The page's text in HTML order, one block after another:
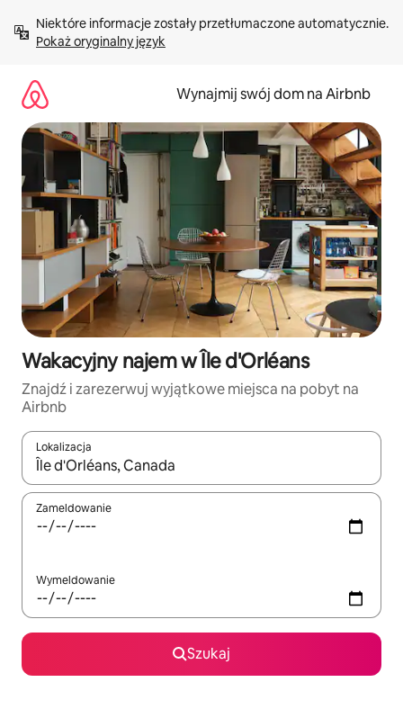
treści Pokaż oryginalny język
Wynajmij swój dom na Airbnb
Wakacyjny najem w Île d'Orléans
Znajdź i zarezerwuj wyjątkowe miejsca na pobyt na
Airbnb
Lokalizacja
Gdy wyniki będą dostępne, możesz poruszać się po nich za
Zameldowanie
Wymeldowanie
Szukaj